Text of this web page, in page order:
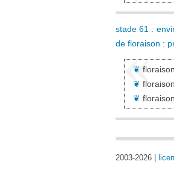
stade 61 :
de floraison :
❦
❦
❦
2003-2026 |